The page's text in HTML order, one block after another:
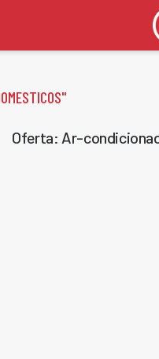
"
Oferta: Ar-